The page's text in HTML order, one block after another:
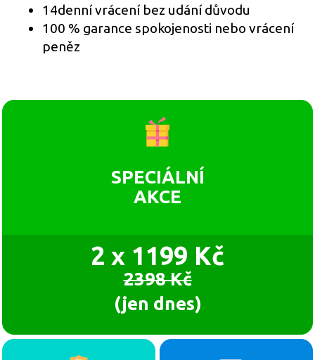
14denní vrácení bez udání důvodu
100 % garance spokojenosti nebo vrácení
peněz
SPECIÁLNÍ
AKCE
2 x 1199 Kč
2398 Kč
(jen dnes)